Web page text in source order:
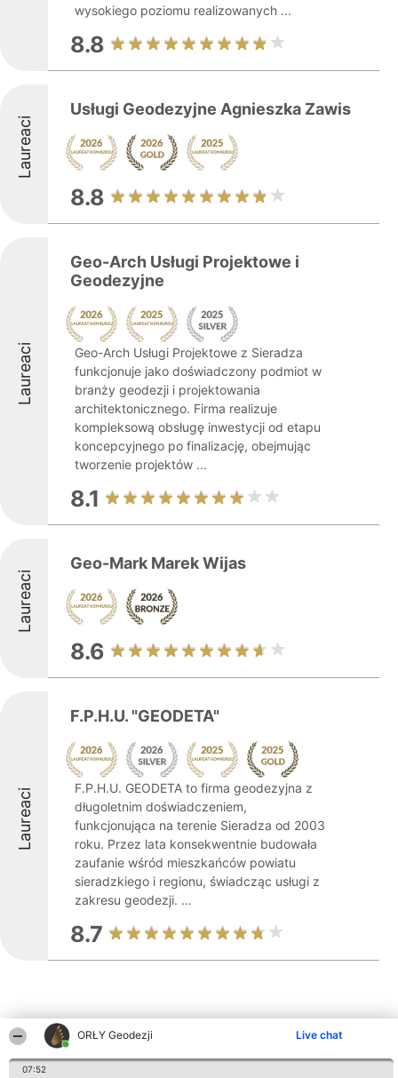
ORŁY Geodezji Live chat
07:52
wysokiego poziomu realizowanych ...
8.8
Laureaci
Usługi Geodezyjne Agnieszka Zawis
8.8
Laureaci
Geo-Arch Usługi Projektowe i
Geodezyjne
Geo-Arch Usługi Projektowe z Sieradza
funkcjonuje jako doświadczony podmiot w
branży geodezji i projektowania
architektonicznego. Firma realizuje
kompleksową obsługę inwestycji od etapu
koncepcyjnego po finalizację, obejmując
tworzenie projektów ...
8.1
Laureaci
Geo-Mark Marek Wijas
8.6
Laureaci
F.P.H.U. "GEODETA"
F.P.H.U. GEODETA to firma geodezyjna z
długoletnim doświadczeniem,
funkcjonująca na terenie Sieradza od 2003
roku. Przez lata konsekwentnie budowała
zaufanie wśród mieszkańców powiatu
sieradzkiego i regionu, świadcząc usługi z
zakresu geodezji. ...
8.7
Inne firmy z województwa